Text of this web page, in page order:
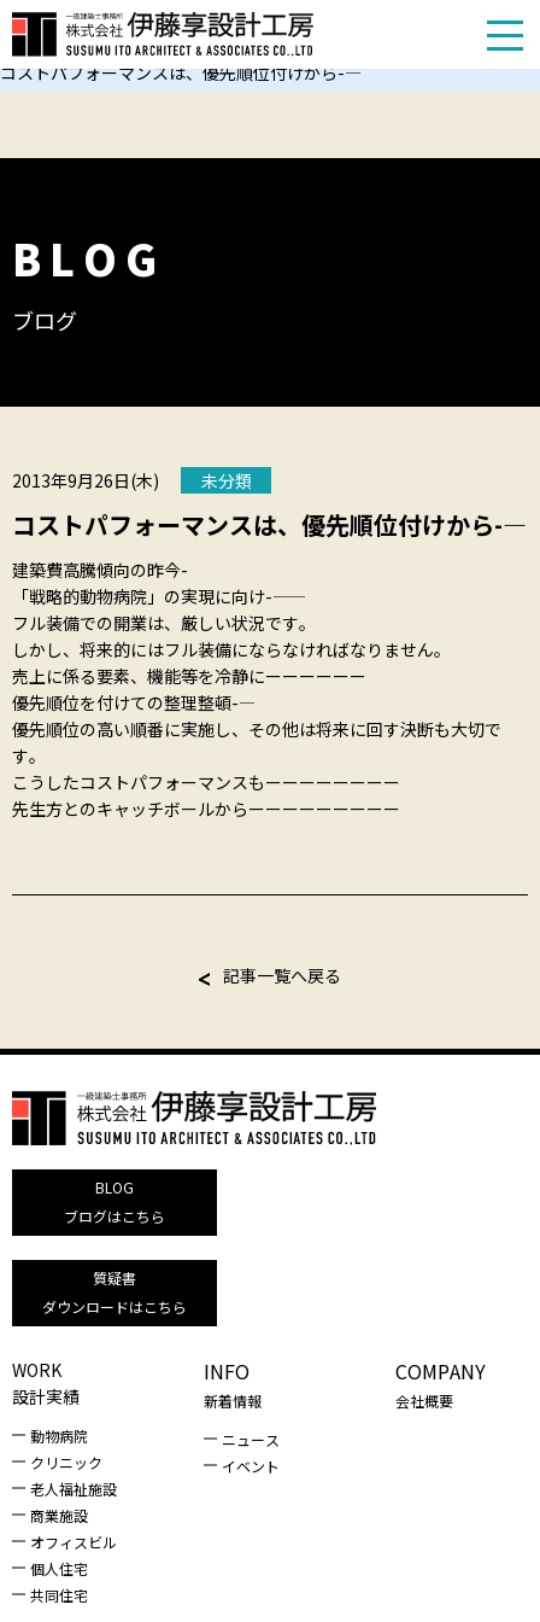
TOP
お知らせ
コストパフォーマンスは、優先順位付けから-――――
BLOG
ブログ
2013年9月26日(木) 未分類
コストパフォーマンスは、優先順位付けから-――――
建築費高騰傾向の昨今-――――――
「戦略的動物病院」の実現に向け-―――――
フル装備での開業は、厳しい状況です。
しかし、将来的にはフル装備にならなければなりません。
売上に係る要素、機能等を冷静にーーーーーー
優先順位を付けての整理整頓-―――――――
優先順位の高い順番に実施し、その他は将来に回す決断も大切で
す。
こうしたコストパフォーマンスもーーーーーーーー
先生方とのキャッチボールからーーーーーーーーー
記事一覧へ戻る
BLOG
ブログはこちら
質疑書
ダウンロードはこちら
WORK
設計実績
動物病院
クリニック
老人福祉施設
商業施設
オフィスビル
個人住宅
共同住宅
INFO
新着情報
ニュース
イベント
COMPANY
会社概要